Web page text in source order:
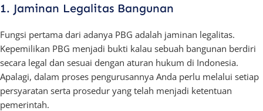
1. Jaminan Legalitas Bangunan
Fungsi pertama dari adanya PBG adalah jaminan legalitas.
Kepemilikan PBG menjadi bukti kalau sebuah bangunan berdiri
secara legal dan sesuai dengan aturan hukum di Indonesia.
Apalagi, dalam proses pengurusannya Anda perlu melalui setiap
persyaratan serta prosedur yang telah menjadi ketentuan
pemerintah.